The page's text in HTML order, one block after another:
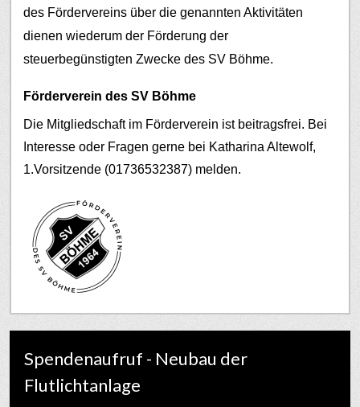
des Fördervereins über die genannten Aktivitäten
dienen wiederum der Förderung der
steuerbegünstigten Zwecke des SV Böhme.
Förderverein des SV Böhme
Die Mitgliedschaft im Förderverein ist beitragsfrei. Bei
Interesse oder Fragen gerne bei Katharina Altewolf,
1.Vorsitzende (01736532387) melden.
Spendenaufruf - Neubau der
Flutlichtanlage